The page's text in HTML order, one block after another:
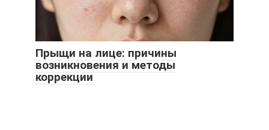
Прыщи на лице: причины
возникновения и методы
коррекции